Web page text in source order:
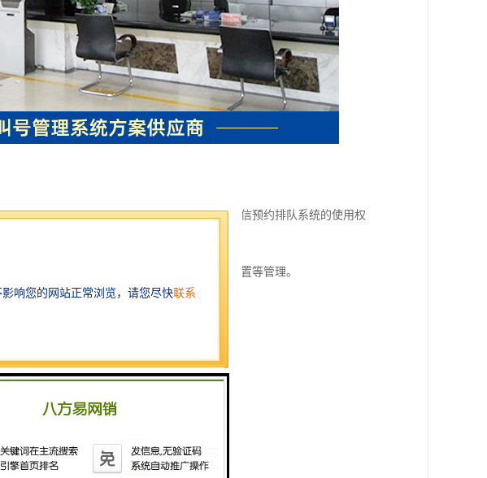
理微信预约排队系统中的角色和用户，控制微信预约排队系统的使用权
组织结构。包含办事大厅的相关参数、地理位置等管理。
理。
个业务每工作日的预约限额进行管理。
次数后进入，阻止用户使用预约功能。
细情况。
数据进行统计和图形分析。